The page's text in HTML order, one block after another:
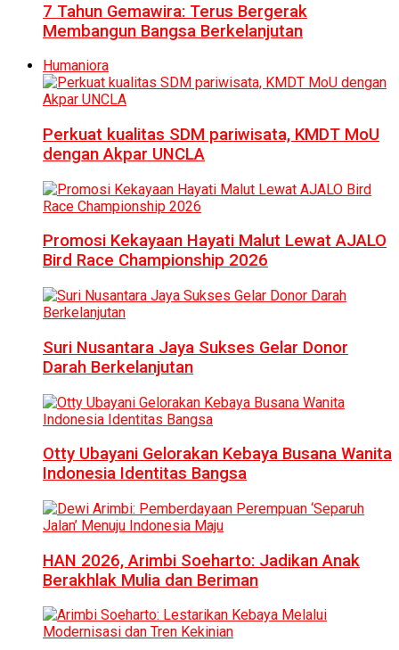
7 Tahun Gemawira: Terus Bergerak
Membangun Bangsa Berkelanjutan
Humaniora
Perkuat kualitas SDM pariwisata, KMDT MoU
dengan Akpar UNCLA
Promosi Kekayaan Hayati Malut Lewat AJALO
Bird Race Championship 2026
Suri Nusantara Jaya Sukses Gelar Donor
Darah Berkelanjutan
Otty Ubayani Gelorakan Kebaya Busana Wanita
Indonesia Identitas Bangsa
HAN 2026, Arimbi Soeharto: Jadikan Anak
Berakhlak Mulia dan Beriman